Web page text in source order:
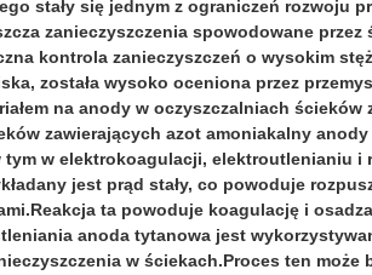
stały się jednym z ograniczeń rozwoju
zanieczyszczenia spowodowane
kontrola zanieczyszczeń o wysokim
została wysoko oceniona przez
na anody w oczyszczalniach ścieków
zawierających azot amoniakalny
w elektrokoagulacji, elektroutlenianiu i
jest prąd stały, co powoduje
ta powoduje koagulację i
anoda tytanowa jest
w ściekach.Proces ten